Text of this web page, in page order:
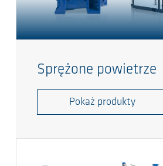
Sprężone powietrze
Pokaż produkty